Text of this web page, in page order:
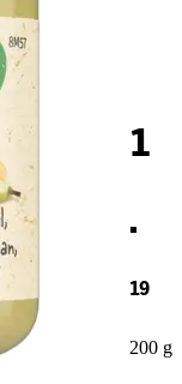
1
.
19
200 g